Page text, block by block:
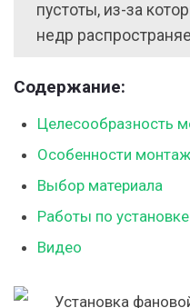
пустоты, из-за
недр
Содержание:
Целесообразность
Особенности
Выбор материала
Работы по установке
Видео